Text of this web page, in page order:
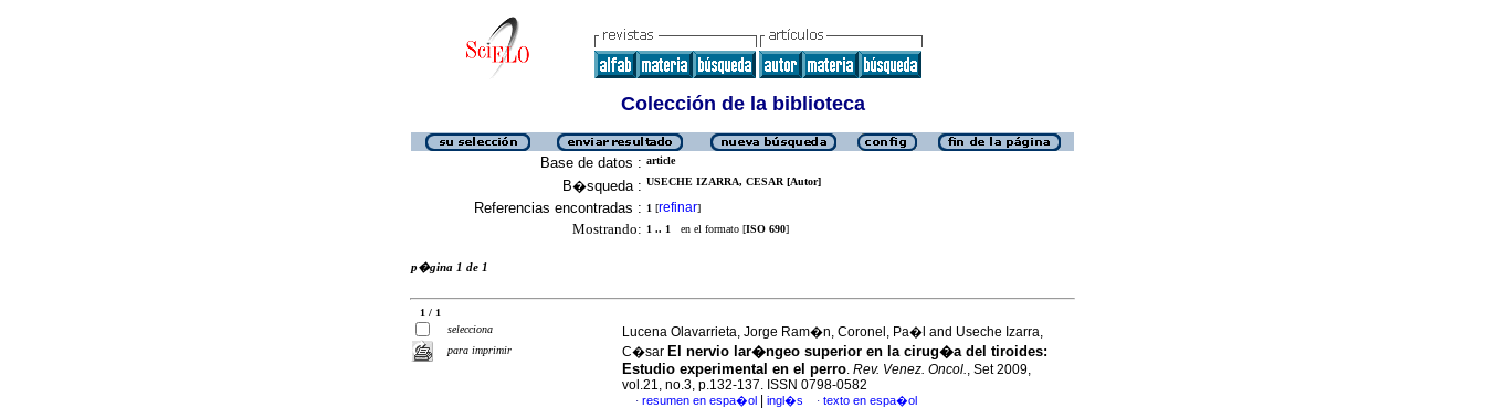
Colección de la biblioteca
Base de datos : article
B�squeda : USECHE IZARRA, CESAR [Autor]
Referencias encontradas : 1 [refinar]
Mostrando: 1 .. 1 en el formato [ISO 690]
p�gina 1 de 1
1 / 1
selecciona
para imprimir
Lucena Olavarrieta, Jorge Ram�n, Coronel, Pa�l and Useche Izarra,
C�sar El nervio lar�ngeo superior en la cirug�a del tiroides:
Estudio experimental en el perro. Rev. Venez. Oncol., Set 2009,
vol.21, no.3, p.132-137. ISSN 0798-0582
· resumen en espa�ol ingl�s · texto en espa�ol